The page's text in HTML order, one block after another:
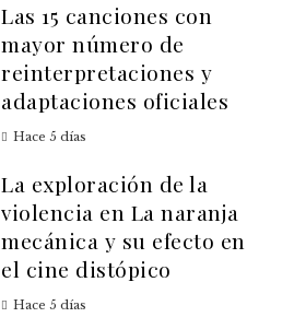
Las 15 canciones con
mayor número de
reinterpretaciones y
adaptaciones oficiales
Hace 5 días
La exploración de la
violencia en La naranja
mecánica y su efecto en
el cine distópico
Hace 5 días